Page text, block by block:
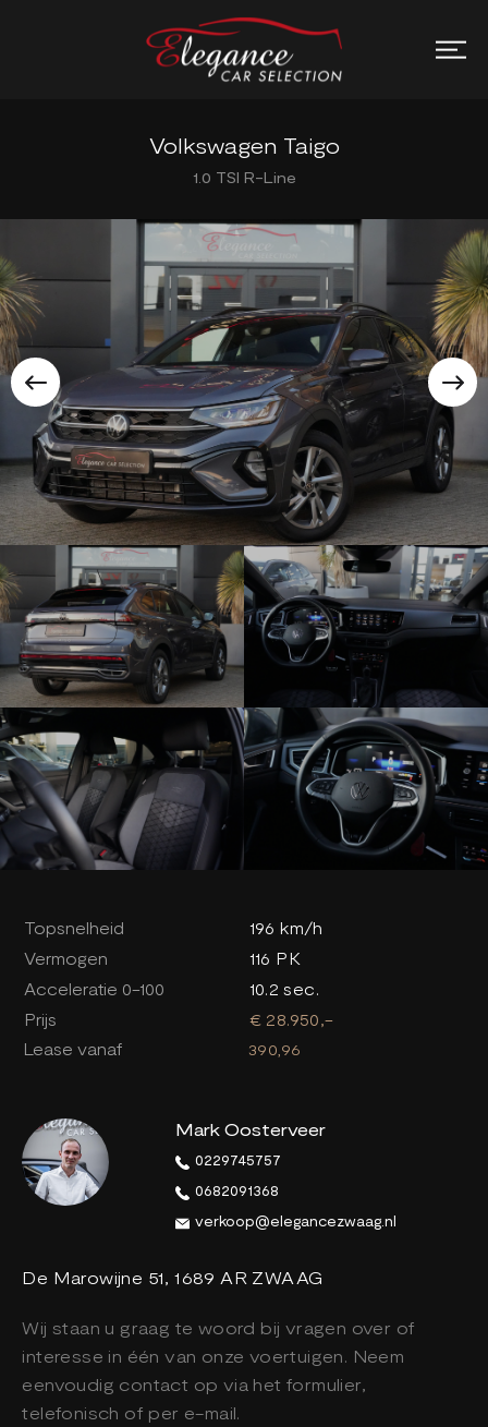
Volkswagen Taigo
1.0 TSI R-Line
Topsnelheid
196 km/h
Vermogen
116 PK
Acceleratie 0-100
10.2 sec.
Prijs
€ 28.950,-
Lease vanaf
390,96
Mark Oosterveer
0229745757
0682091368
verkoop@elegancezwaag.nl
De Marowijne 51, 1689 AR ZWAAG
Wij staan u graag te woord bij vragen over of
interesse in één van onze voertuigen. Neem
eenvoudig contact op via het formulier,
telefonisch of per e-mail.